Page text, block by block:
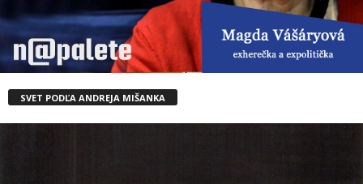
SVET PODĽA ANDREJA MIŠANKA